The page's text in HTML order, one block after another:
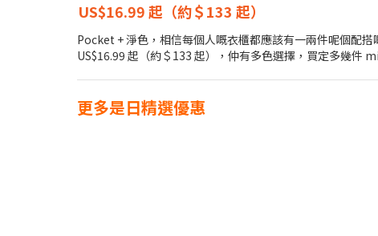
US$16.99 起（約＄133 起）
Pocket + 淨色，相信每個人嘅衣櫃都應該有一兩件呢個配
US$16.99 起（約＄133 起），仲有多色選擇，買定多幾件
更多是日精選優惠